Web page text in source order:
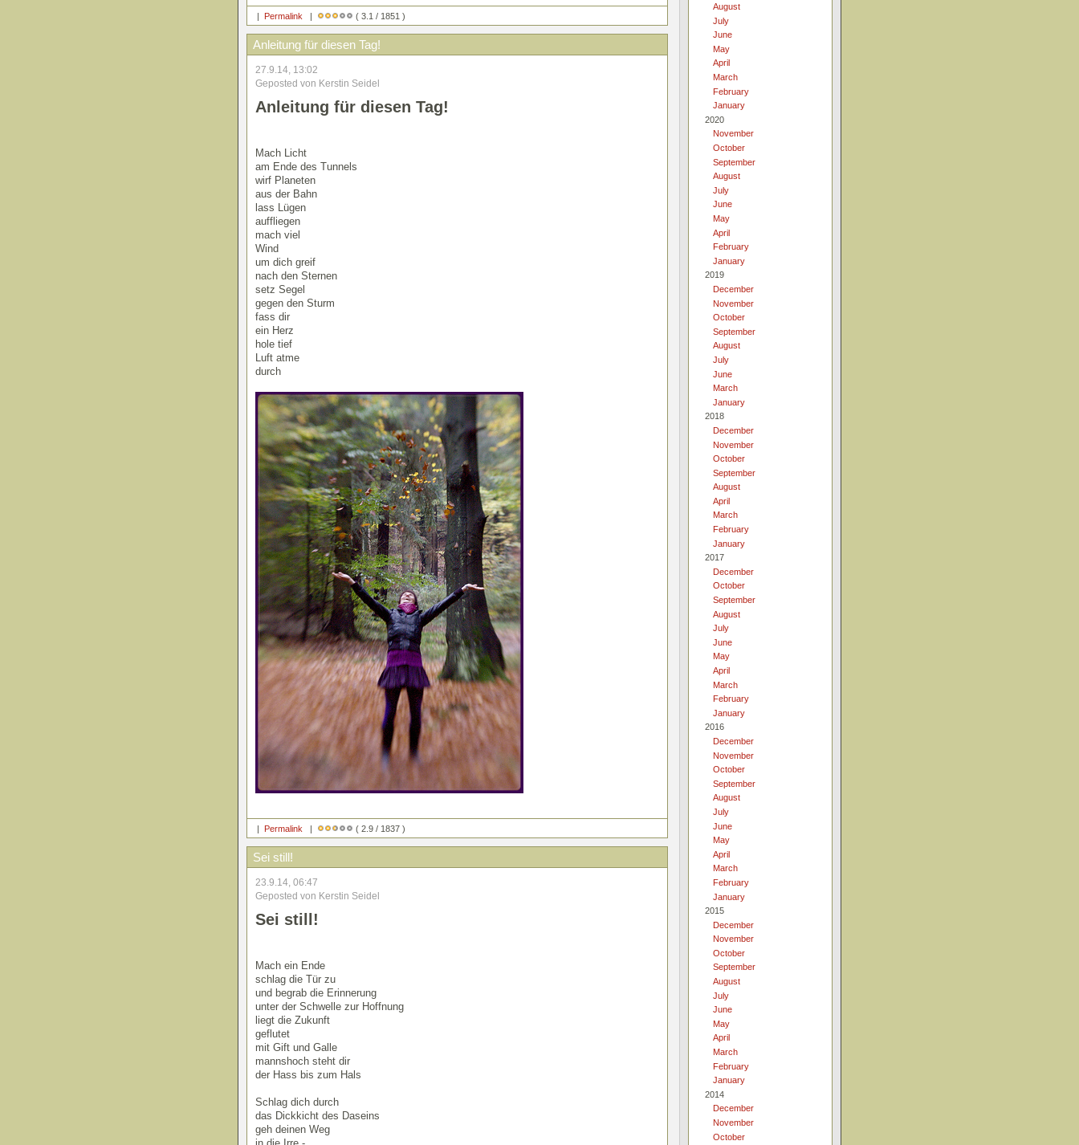
August
July
June
May
April
March
February
January
2020
November
October
September
August
July
June
May
April
February
January
2019
December
November
October
September
August
July
June
March
January
2018
December
November
October
September
August
April
March
February
January
2017
December
October
September
August
July
June
May
April
March
February
January
2016
December
November
October
September
August
July
June
May
April
March
February
January
2015
December
November
October
September
August
July
June
May
April
March
February
January
2014
December
November
October
| Permalink | ( 3.1 / 1851 )
Anleitung für diesen Tag!
27.9.14, 13:02
Geposted von Kerstin Seidel
Anleitung für diesen Tag!
Mach Licht
am Ende des Tunnels
wirf Planeten
aus der Bahn
lass Lügen
auffliegen
mach viel
Wind
um dich greif
nach den Sternen
setz Segel
gegen den Sturm
fass dir
ein Herz
hole tief
Luft atme
durch
| Permalink | ( 2.9 / 1837 )
Sei still!
23.9.14, 06:47
Geposted von Kerstin Seidel
Sei still!
Mach ein Ende
schlag die Tür zu
und begrab die Erinnerung
unter der Schwelle zur Hoffnung
liegt die Zukunft
geflutet
mit Gift und Galle
mannshoch steht dir
der Hass bis zum Hals
Schlag dich durch
das Dickkicht des Daseins
geh deinen Weg